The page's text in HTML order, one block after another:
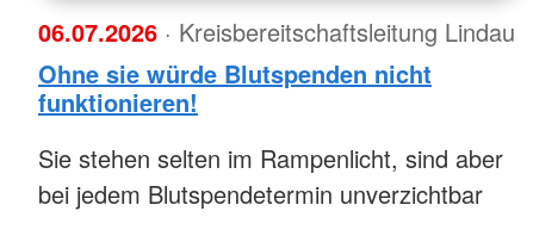
06.07.2026 · Kreisbereitschaftsleitung Lindau
Ohne sie würde Blutspenden nicht
funktionieren!
Sie stehen selten im Rampenlicht, sind aber
bei jedem Blutspendetermin unverzichtbar